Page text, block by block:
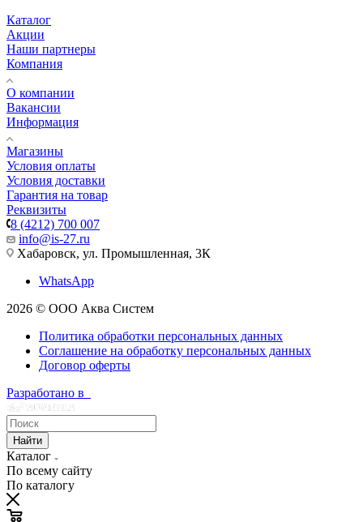
Каталог
Акции
Наши партнеры
Компания
О компании
Вакансии
Информация
Магазины
Условия оплаты
Условия доставки
Гарантия на товар
Реквизиты
8 (4212) 700 007
info@is-27.ru
Хабаровск, ул. Промышленная, 3К
WhatsApp
2026 © ООО Аква Систем
Политика обработки персональных данных
Соглашение на обработку персональных данных
Договор оферты
Разработано в
Найти
Каталог
По всему сайту
По каталогу